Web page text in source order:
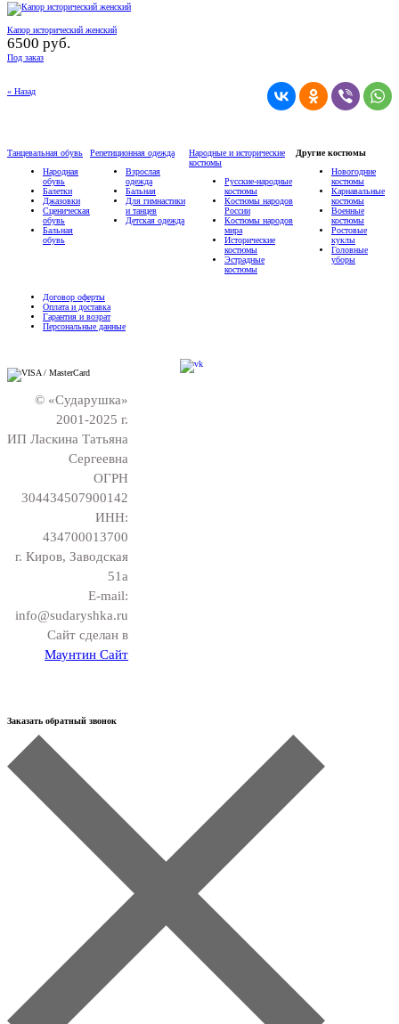
Капор исторический женский
6500 руб.
Под заказ
« Назад
Танцевальная обувь
Народная
обувь
Балетки
Джазовки
Сценическая
обувь
Бальная
обувь
Репетиционная одежда
Взрослая
одежда
Бальная
Для гимнастики
и танцев
Детская одежда
Народные и исторические
костюмы
Русские-народные
костюмы
Костюмы народов
России
Костюмы народов
мира
Исторические
костюмы
Эстрадные
костюмы
Другие костюмы
Новогодние
костюмы
Карнавальные
костюмы
Военные
костюмы
Ростовые
куклы
Головные
уборы
Договор оферты
Оплата и доставка
Гарантия и возрат
Персональные данные
© «Сударушка»
2001-2025 г.
ИП Ласкина Татьяна
Сергеевна
ОГРН
304434507900142
ИНН:
434700013700
г. Киров, Заводская
51а
E-mail:
info@sudaryshka.ru
Сайт сделан в
Маунтин Сайт
Заказать обратный звонок